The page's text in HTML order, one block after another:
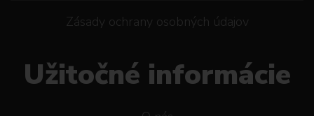
Zásady ochrany osobných údajov
Užitočné informácie